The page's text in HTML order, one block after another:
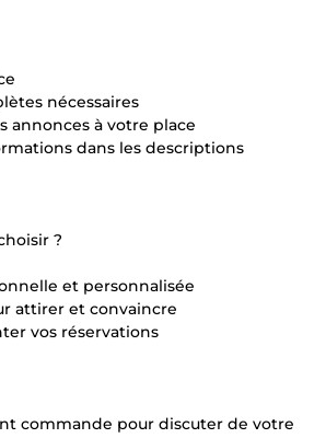
nécessaires
annonces à votre place
dans les descriptions
?
et personnalisée
attirer et convaincre
vos réservations
commande pour discuter de votre